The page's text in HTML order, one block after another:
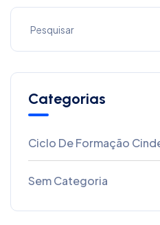
Categorias
Ciclo De Formação
Sem Categoria